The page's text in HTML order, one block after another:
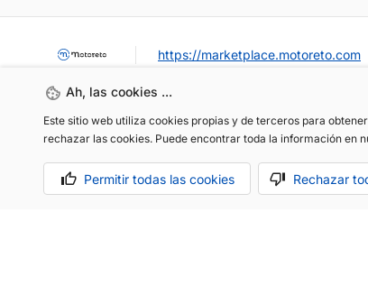
Ah, las cookies ...
Este sitio web utiliza cookies propias y de terceros para
rechazar las cookies. Puede encontrar toda la información en
Permitir todas las cookies Rechazar
https://marketplace.motoreto.com